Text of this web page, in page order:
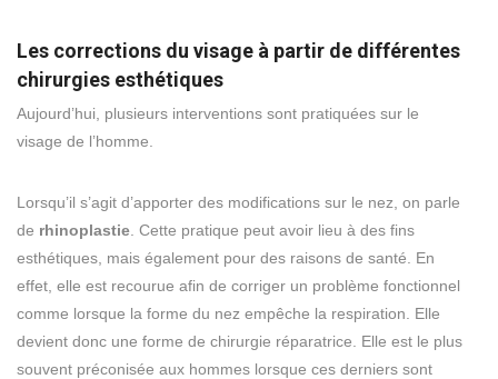
Les corrections du visage à partir de différentes
chirurgies esthétiques
Aujourd’hui, plusieurs interventions sont pratiquées sur le
visage de l’homme.
Lorsqu’il s’agit d’apporter des modifications sur le nez, on parle
de rhinoplastie . Cette pratique peut avoir lieu à des fins
esthétiques, mais également pour des raisons de santé. En
effet, elle est recourue afin de corriger un problème fonctionnel
comme lorsque la forme du nez empêche la respiration. Elle
devient donc une forme de chirurgie réparatrice. Elle est le plus
souvent préconisée aux hommes lorsque ces derniers sont